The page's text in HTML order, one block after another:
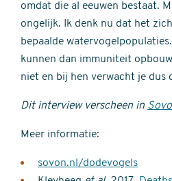
omdat die al eeuwen bestaat.
ongelijk. Ik denk nu dat het
bepaalde
kunnen dan immuniteit
niet en bij hen verwacht je dus
Dit interview verscheen in
Meer informatie:
sovon.nl/dodevogels